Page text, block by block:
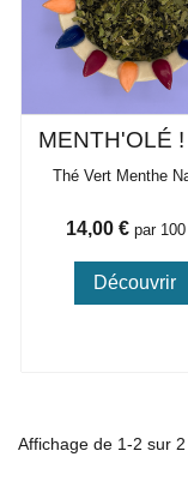
MENTH'OLÉ
Thé Vert Menthe
Prix
14,00 € par 100
Découvrir
Affichage de 1-2 sur